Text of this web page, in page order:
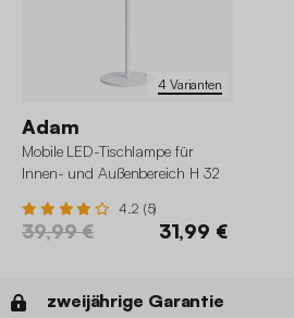
4 Varianten
Adam
Mobile LED-Tischlampe für
Innen- und Außenbereich H 32
4.2 (5)
39,99 € 31,99 €
zweijährige Garantie